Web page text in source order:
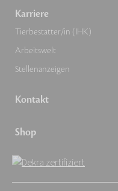
Karriere
Tierbestatter/in (IHK)
Arbeitswelt
Stellenanzeigen
Kontakt
Shop